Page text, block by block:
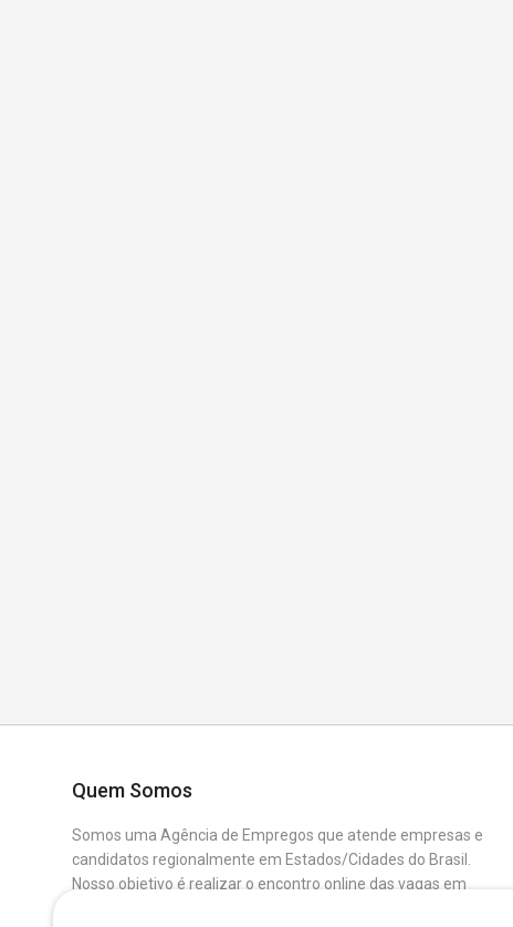
Quem Somos
Somos uma Agência de Empregos que atende empresas e
candidatos regionalmente em Estados/Cidades do Brasil.
Nosso objetivo é realizar o encontro online das vagas em